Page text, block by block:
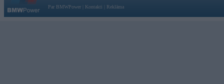
Par BMWPower
Kontakti Reklāma